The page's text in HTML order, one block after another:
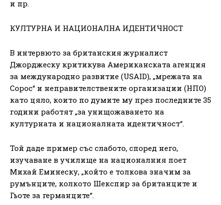
и пр.
КУЛТУРНА И НАЦИОНАЛНА ИДЕНТИЧНОСТ
В интервюто за британския журналист
Джорджеску критикува Американската агенция
за международно развитие (USAID), „мрежата на
Сорос“ и неправителствените организации (НПО)
като цяло, които по думите му през последните 35
години работят „за унищожаването на
културната и националната идентичност“.
Той даде пример със слабото, според него,
изучаване в училище на националния поет
Михай Еминеску, „който е толкова значим за
румънците, колкото Шекспир за британците и
Гьоте за германците“.